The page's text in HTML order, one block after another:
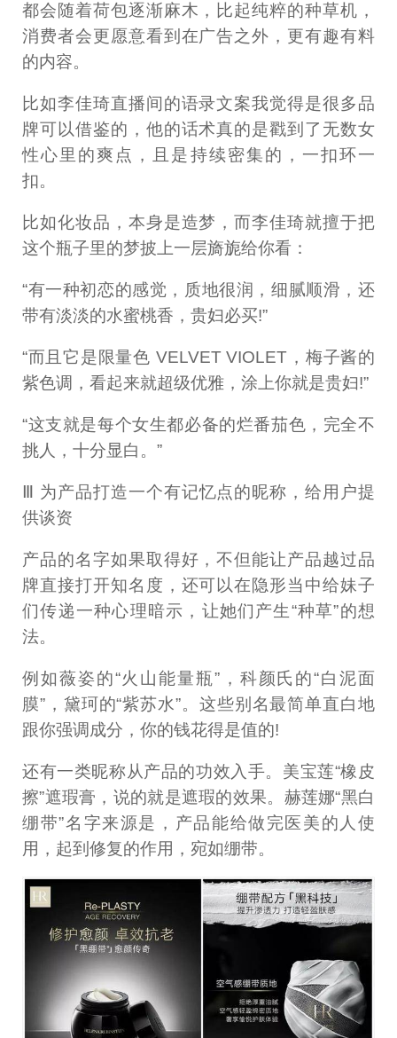
都会随着荷包逐渐麻木，比起纯粹的种草机，
消费者会更愿意看到在广告之外，更有趣有料
的内容。
比如李佳琦直播间的语录文案我觉得是很多品
牌可以借鉴的，他的话术真的是戳到了无数女
性心里的爽点，且是持续密集的，一扣环一
扣。
比如化妆品，本身是造梦，而李佳琦就擅于把
这个瓶子里的梦披上一层旖旎给你看：
“有一种初恋的感觉，质地很润，细腻顺滑，还
带有淡淡的水蜜桃香，贵妇必买!”
“而且它是限量色 VELVET VIOLET，梅子酱的
紫色调，看起来就超级优雅，涂上你就是贵妇!”
“这支就是每个女生都必备的烂番茄色，完全不
挑人，十分显白。”
Ⅲ 为产品打造一个有记忆点的昵称，给用户提
供谈资
产品的名字如果取得好，不但能让产品越过品
牌直接打开知名度，还可以在隐形当中给妹子
们传递一种心理暗示，让她们产生“种草”的想
法。
例如薇姿的“火山能量瓶”，科颜氏的“白泥面
膜”，黛珂的“紫苏水”。这些别名最简单直白地
跟你强调成分，你的钱花得是值的!
还有一类昵称从产品的功效入手。美宝莲“橡皮
擦”遮瑕膏，说的就是遮瑕的效果。赫莲娜“黑白
绷带”名字来源是，产品能给做完医美的人使
用，起到修复的作用，宛如绷带。